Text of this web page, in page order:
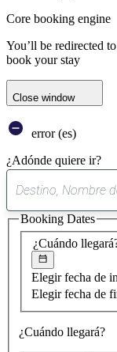
Core booking engine
You’ll be redirected
book your stay
Close window
error (es)
¿Adónde quiere ir?
¿Cuándo
Elegir fecha de
Elegir fecha de
¿Cuándo llegará?
Booking Dates